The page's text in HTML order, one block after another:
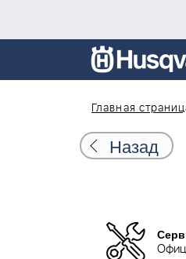
Главная
Назад